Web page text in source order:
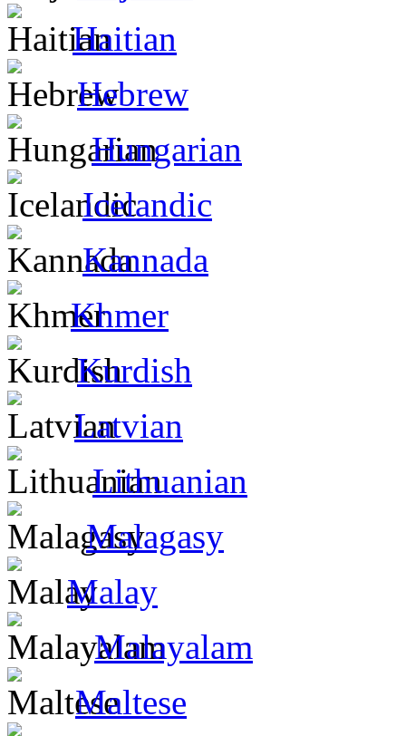
Haitian
Hebrew
Hungarian
Icelandic
Kannada
Khmer
Kurdish
Latvian
Lithuanian
Malagasy
Malay
Malayalam
Maltese